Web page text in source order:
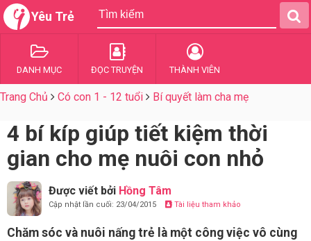
Yêu Trẻ
DANH MỤC ĐỌC TRUYỆN THÀNH VIÊN
Trang Chủ Có con 1 - 12 tuổi Bí quyết làm cha mẹ
4 bí kíp giúp tiết kiệm thời
gian cho mẹ nuôi con nhỏ
Được viết bởi Hồng Tâm
Cập nhật lần cuối: 23/04/2015 Tài liệu tham khảo
Chăm sóc và nuôi nấng trẻ là một công việc vô cùng